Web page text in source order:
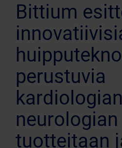
Bittium
perustuvia
neurologian
tuotteitaan